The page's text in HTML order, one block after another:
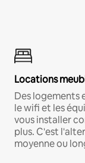
Locations
Des logements
le wifi et les
vous installer
plus. C'est
moyenne ou